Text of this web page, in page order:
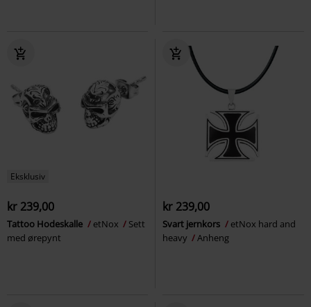
Eksklusiv
kr 239,00
Tattoo Hodeskalle etNox
Sett
med ørepynt
kr 239,00
Svart jernkors
etNox hard and
heavy
Anheng